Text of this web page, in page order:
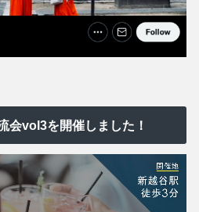
会vol3を開催しました！